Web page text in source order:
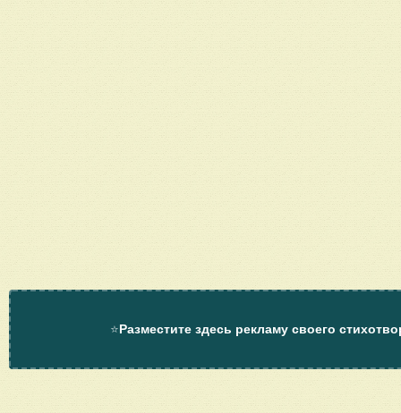
⭐Разместите здесь рекламу своего